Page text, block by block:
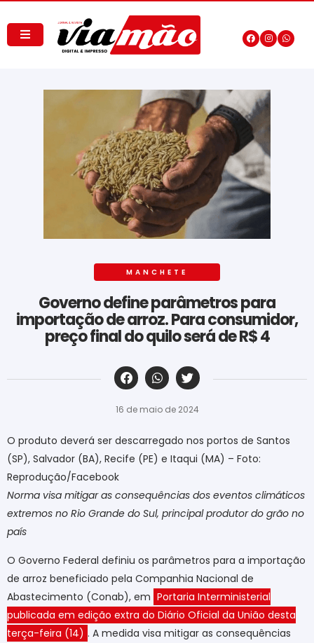
MANCHETE
Governo define parâmetros para
importação de arroz. Para consumidor,
preço final do quilo será de R$ 4
‎ ‎ ‎ ‎ ‎ ‎ ‎ ‎ ‎ ‎ ‎ ‎ ‎ ‎ ‎ ‎ ‎ ‎ ‎ ‎ ‎ ‎ ‎ ‎ ‎ ‎ ‎ ‎ ‎ ‎ ‎
16 de maio de 2024
O produto deverá ser descarregado nos portos de Santos
(SP), Salvador (BA), Recife (PE) e Itaqui (MA) – Foto:
Reprodução/Facebook
Norma visa mitigar as consequências dos eventos climáticos
extremos no Rio Grande do Sul, principal produtor do grão no
país
O Governo Federal definiu os parâmetros para a importação
de arroz beneficiado pela Companhia Nacional de
Abastecimento (Conab), em Portaria Interministerial
publicada em edição extra do Diário Oficial da União desta
terça-feira (14) . A medida visa mitigar as consequências